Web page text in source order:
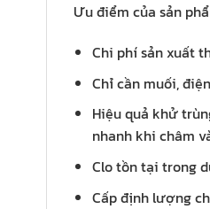
Ưu điểm của sản
Chi phí sản xuất
Chỉ cần muối,
Hiệu quả khử
nhanh khi châm
Clo tồn tại trong
Cấp định lượng